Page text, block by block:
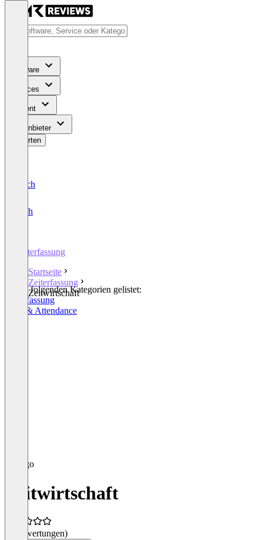
Software
Services
Content
Für Anbieter
Bewerten
Deutsch
English
Zeiterfassung
Startseite
Zeiterfassung
Zeitwirtschaft
In den folgenden Kategorien gelistet:
Zeiterfassung
Time & Attendance
Zeitwirtschaft
(0 Bewertungen)